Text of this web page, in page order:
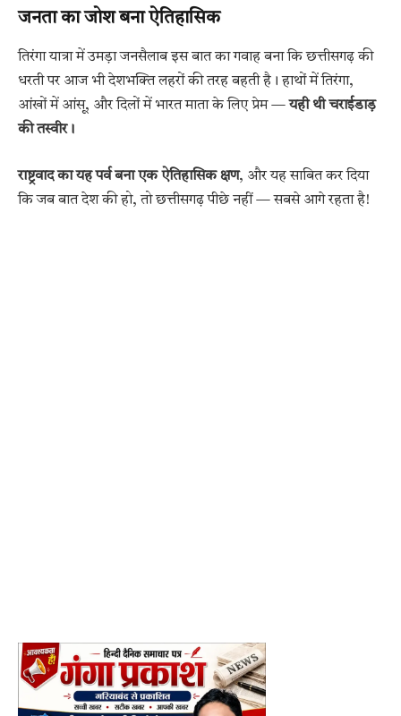
जनता का जोश बना ऐतिहासिक
तिरंगा यात्रा में उमड़ा जनसैलाब इस बात का गवाह बना कि छत्तीसगढ़ की
धरती पर आज भी देशभक्ति लहरों की तरह बहती है। हाथों में तिरंगा,
आंखों में आंसू, और दिलों में भारत माता के लिए प्रेम —यही थी चराईडाड़
की तस्वीर।
राष्ट्रवाद का यह पर्व बना एक ऐतिहासिक क्षण, और यह साबित कर दिया
कि जब बात देश की हो, तो छत्तीसगढ़ पीछे नहीं — सबसे आगे रहता है!